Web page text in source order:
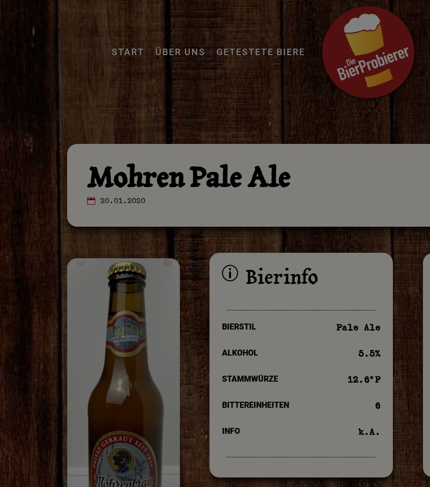
START ÜBER UNS GETESTETE BIERE
Mohren Pale Ale
20.01.2020
p Bierinfo
BIERSTIL Pale Ale
ALKOHOL 5.5%
STAMMWÜRZE 12.6°P
BITTEREINHEITEN 6
INFO k.A.